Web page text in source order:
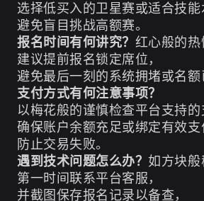
选择低买入的卫星赛或适合技能
避免盲目挑战高额赛。
报名时间有何讲究？ 红心般的热
建议提前报名锁定席位，
避免最后一刻的系统拥堵或名额
支付方式有何注意事项？
以梅花般的谨慎检查平台支持的
确保账户余额充足或绑定有效支
防止交易失败。
遇到技术问题怎么办？如方块般
第一时间联系平台客服，
并截图保存报名记录以备查，